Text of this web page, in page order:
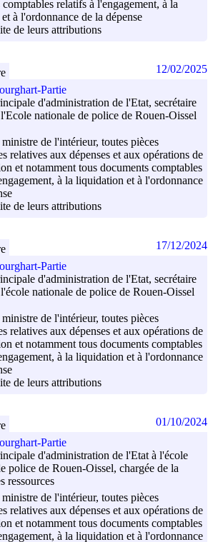
relatifs à l'engagement, à la
à l'ordonnance de la dépense
de leurs attributions
Partie
d'administration de l'Etat, secrétaire
nationale de police de Rouen-Oissel
de l'intérieur, toutes pièces
relatives aux dépenses et aux opérations de
et notamment tous documents comptables
à la liquidation et à l'ordonnance
de leurs attributions
12/02/2025
Partie
d'administration de l'Etat, secrétaire
nationale de police de Rouen-Oissel
de l'intérieur, toutes pièces
relatives aux dépenses et aux opérations de
et notamment tous documents comptables
à la liquidation et à l'ordonnance
de leurs attributions
17/12/2024
Partie
d'administration de l'Etat à l'école
police de Rouen-Oissel, chargée de la
ressources
de l'intérieur, toutes pièces
relatives aux dépenses et aux opérations de
et notamment tous documents comptables
à la liquidation et à l'ordonnance
01/10/2024